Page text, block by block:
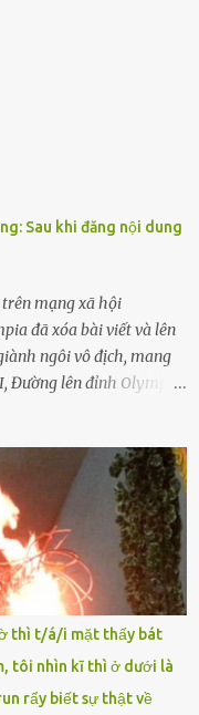
nghe lời, cảnh sát
gặp nguy hiểm. Trẻ con
nên dù có phạm sai
nếu người lớn tuổi
Sau khi đăng nội dung
mạng xã hội
đã xóa bài viết và lên
ngôi vô địch, mang
Đường lên đỉnh Olympia.
luận. Ngay sau đó,
báo cáo xác nhận tài
Quang Vinh, lớp 12 Anh
ngôi vô địch, mang về
lên đỉnh Olympia
Ngọc Quang Vinh đã
trên mạng xã hội
gỡ bài viết và đăng bài
Quang Vinh làm việc
thì t/á/i mặt thấy bát
tôi nhìn kĩ thì ở dưới là
rẩy biết sự thật về